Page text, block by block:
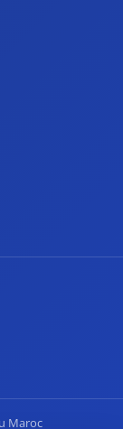
Maroc